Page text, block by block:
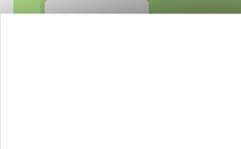
En savoir plus